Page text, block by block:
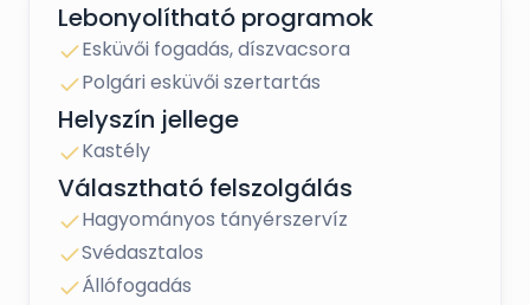
Kiegészítő szolgáltatások: catering, dekoráció,
technikai háttér
Közeli szálláslehetőségek a vendégek számára
Esküvő Cegléden – a Páva Kúria nyugodt,
hangulatos helyszínt kínál a nagy naphoz.
Kérjen személyre szabott ajánlatot a
rendezvényére!
Lebonyolítható programok
Esküvői fogadás, díszvacsora
Polgári esküvői szertartás
Helyszín jellege
Kastély
Választható felszolgálás
Hagyományos tányérszervíz
Svédasztalos
Állófogadás